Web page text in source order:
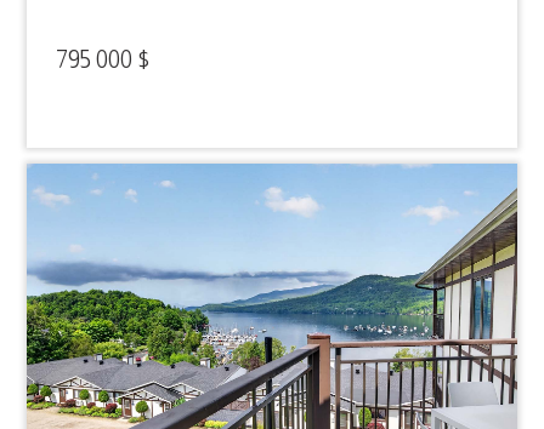
795 000 $